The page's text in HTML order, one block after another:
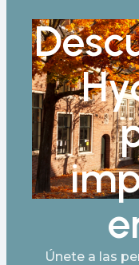
Únete a las